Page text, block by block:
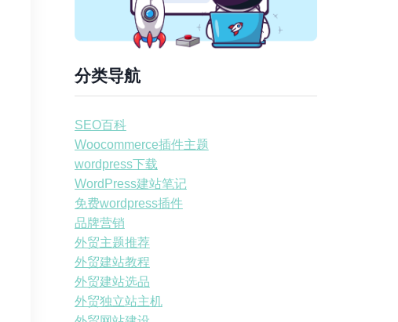
分类导航
SEO百科
Woocommerce插件主题
wordpress下载
WordPress建站笔记
免费wordpress插件
品牌营销
外贸主题推荐
外贸建站教程
外贸建站选品
外贸独立站主机